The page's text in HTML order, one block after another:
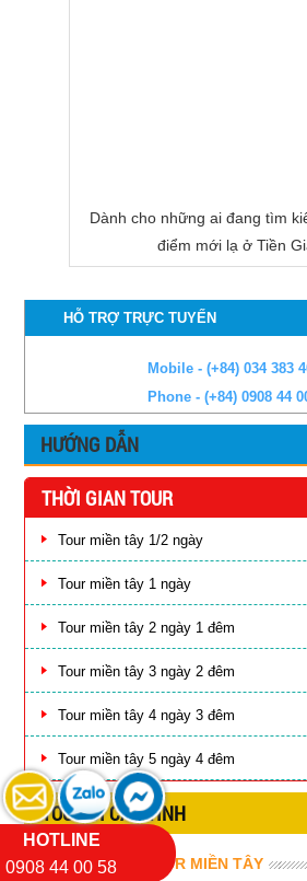
Dành cho những ai đang tìm
điểm mới lạ ở Tiền
HỖ TRỢ TRỰC TUYẾN
Mobile - (+84) 034 383
Phone - (+84) 0908 44
HƯỚNG DẪN
THỜI GIAN TOUR
Tour miền tây 1/2 ngày
Tour miền tây 1 ngày
Tour miền tây 2 ngày 1 đêm
Tour miền tây 3 ngày 2 đêm
Tour miền tây 4 ngày 3 đêm
Tour miền tây 5 ngày 4 đêm
TOUR ĐI CÁC TỈNH
ĐIỂM DU LỊCH TOUR MIỀN TÂY
HOTLINE
0908 44 00 58